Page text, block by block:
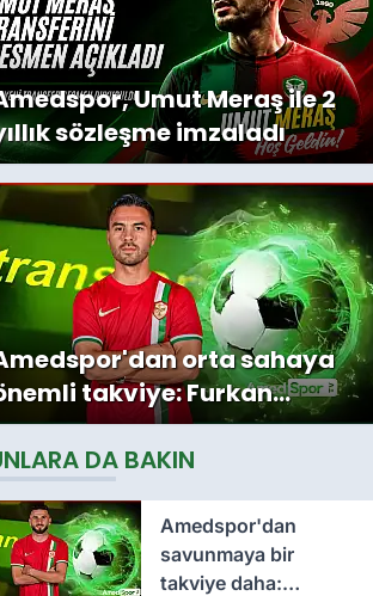
Umut Meraş ile 2
sözleşme imzaladı
orta sahaya
takviye: Furkan
ile sözleşme
DA BAKIN
Amedspor'dan
savunmaya bir
takviye daha: